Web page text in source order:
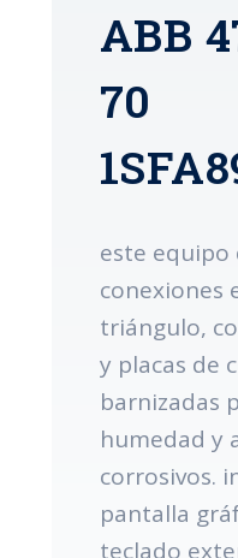
ABB
70
este equipo
conexiones
triángulo,
y placas de
barnizadas
humedad y
corrosivos.
pantalla
teclado